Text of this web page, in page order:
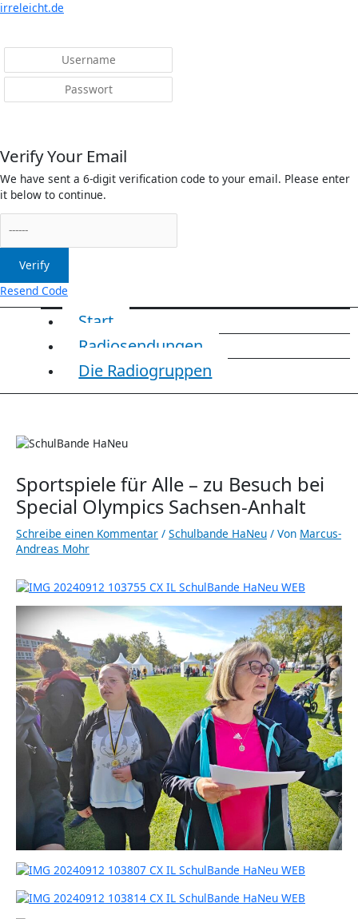
irreleicht.de
Verify Your Email
We have sent a 6-digit verification code to your email. Please enter
it below to continue.
Verify
Resend Code
Menü
Start
Radiosendungen
Die Radiogruppen
Sportspiele für Alle – zu Besuch bei
Special Olympics Sachsen-Anhalt
Schreibe einen Kommentar / Schulbande HaNeu / Von Marcus-
Andreas Mohr